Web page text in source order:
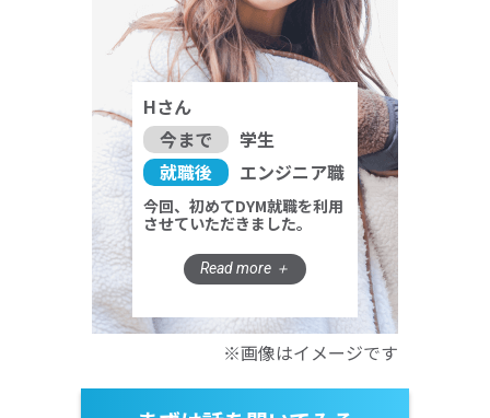
Hさん
今まで
学生
就職後
エンジニア職
今回、初めてDYM就職を利用
させていただきました。
※画像はイメージです